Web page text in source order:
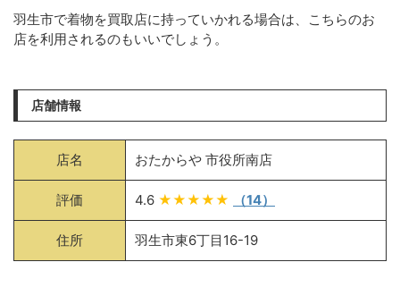
羽生市で着物を買取店に持っていかれる場合は、こちらのお
店を利用されるのもいいでしょう。
店舗情報
店名 おたからや 市役所南店
評価 4.6 ★★★★★ （14）
住所 羽生市東6丁目16-19